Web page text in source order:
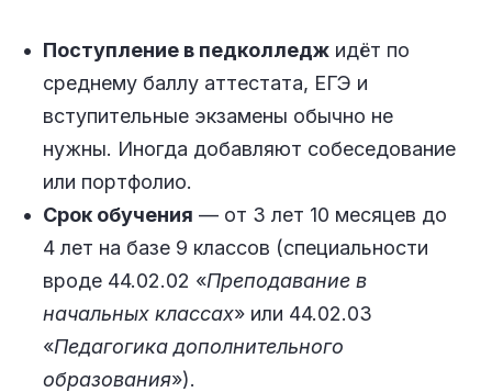
Поступление в педколледж идёт по
среднему баллу аттестата, ЕГЭ и
вступительные экзамены обычно не
нужны. Иногда добавляют собеседование
или портфолио.
Срок обучения — от 3 лет 10 месяцев до
4 лет на базе 9 классов (специальности
вроде 44.02.02 «Преподавание в
начальных классах» или 44.02.03
«Педагогика дополнительного
образования»).